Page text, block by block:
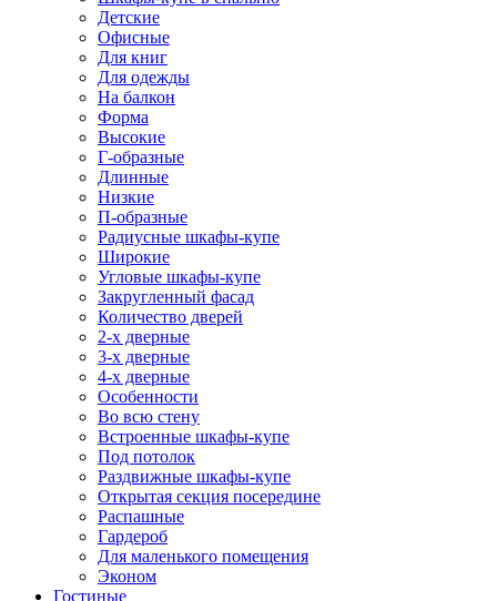
Детские
Офисные
Для книг
Для одежды
На балкон
Форма
Высокие
Г-образные
Длинные
Низкие
П-образные
Радиусные шкафы-купе
Широкие
Угловые шкафы-купе
Закругленный фасад
Количество дверей
2-х дверные
3-х дверные
4-х дверные
Особенности
Во всю стену
Встроенные шкафы-купе
Под потолок
Раздвижные шкафы-купе
Открытая секция посередине
Распашные
Гардероб
Для маленького помещения
Эконом
Гостиные